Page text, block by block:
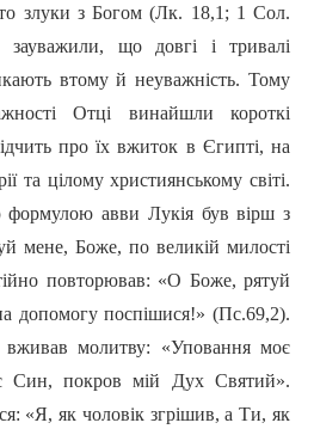
злуки з Богом (Лк. 18,1; 1 Сол.
що довгі i тривалі
втому й неуважність. Тому
Отці винайшли короткі
про ïx вжиток в Єгипті, на
та цілому християнському світі.
авви Лукія був вipш з
мене, Боже, по великій милості
повторював: «О Боже, рятуй
допомогу поспішися!» (Пc.69,2).
молитву: «Уповання моє
Син, покров мій Дух Святий».
«Я, як чоловік згрішив, а Ти, як